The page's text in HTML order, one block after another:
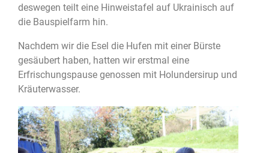
deswegen teilt eine Hinweistafel auf Ukrainisch auf
die Bauspielfarm hin.
Nachdem wir die Esel die Hufen mit einer Bürste
gesäubert haben, hatten wir erstmal eine
Erfrischungspause genossen mit Holundersirup und
Kräuterwasser.